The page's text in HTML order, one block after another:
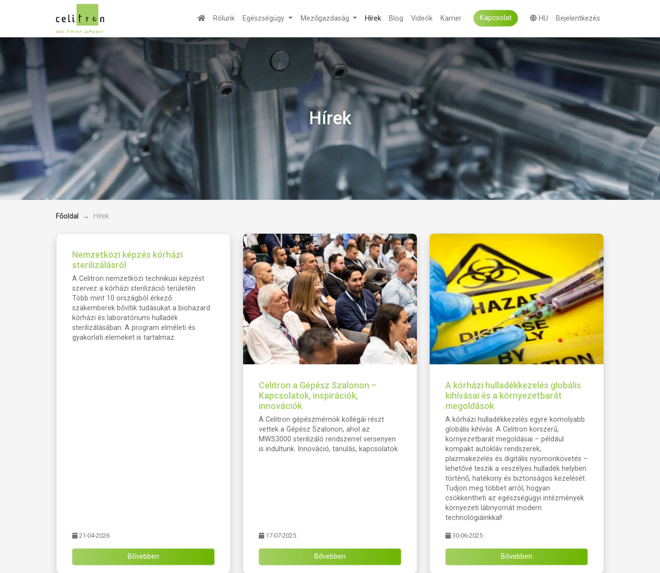
Rólunk Egészségügy Mezőgazdaság Hírek Blog Videók Karrier Kapcsolat HU Bejelentkezés
Hírek
Főoldal Hírek
Nemzetközi képzés kórházi
sterilizálásról
A Celitron nemzetközi technikusi képzést
szervez a kórházi sterilizáció területén.
Több mint 10 országból érkező
szakemberek bővítik tudásukat a biohazard
kórházi és laboratóriumi hulladék
sterilizálásában. A program elméleti és
gyakorlati elemeket is tartalmaz.
21-04-2026
Bővebben
Celitron a Gépész Szalonon –
Kapcsolatok, inspirációk,
innovációk
A Celitron gépészmérnök kollégái részt
vettek a Gépész Szalonon, ahol az
MWS3000 sterilizáló rendszerrel versenyen
is indultunk. Innováció, tanulás, kapcsolatok.
17-07-2025
Bővebben
A kórházi hulladékkezelés globális
kihívásai és a környezetbarát
megoldások
A kórházi hulladékkezelés egyre komolyabb
globális kihívás. A Celitron korszerű,
környezetbarát megoldásai – például
kompakt autokláv rendszerek,
plazmakezelés és digitális nyomonkövetés –
lehetővé teszik a veszélyes hulladék helyben
történő, hatékony és biztonságos kezelését.
Tudjon meg többet arról, hogyan
csökkentheti az egészségügyi intézmények
környezeti lábnyomát modern
technológiáinkkal!
30-06-2025
Bővebben